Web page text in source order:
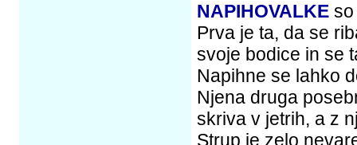
NAPIHOVALKE
Prva je ta, da se
svoje bodice in se
Napihne se lahko
Njena druga
skriva v jetrih, a z
Strup je zelo